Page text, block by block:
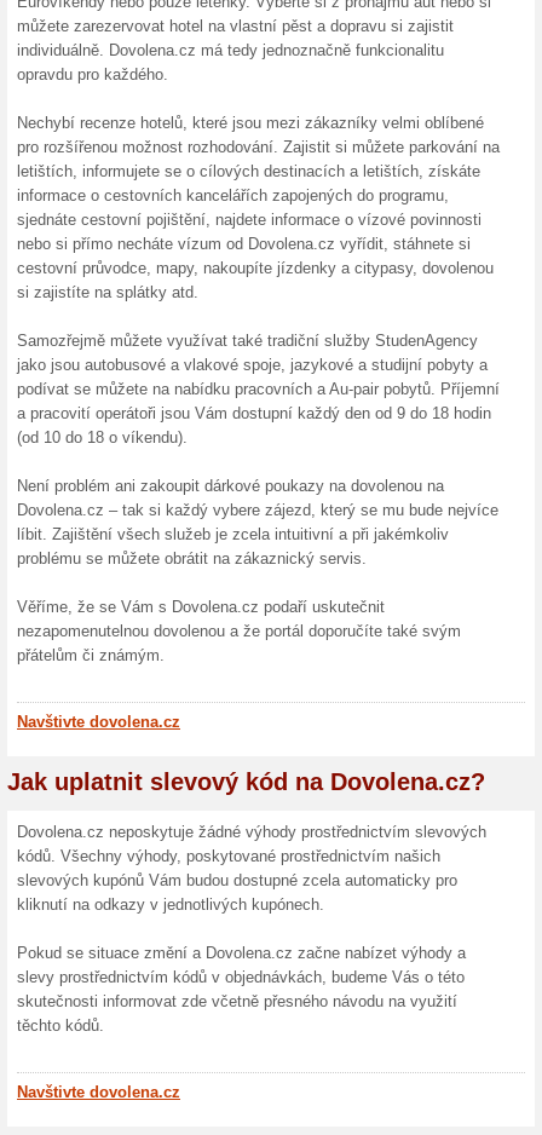
100% fungovalo Akce
Nevybrali jste si žádný z
nebo chcete aktivní
míru. Více na stránkách
First minute na
100% fungovalo Akce
First minute nyní na
dospělé až 35% a děti
minute akčních nabídek se
Doprava autobusem
100% fungovalo
Akce
K leteckým zájezdům z
Jízdenka není součástí
dovolenou a strávit den v